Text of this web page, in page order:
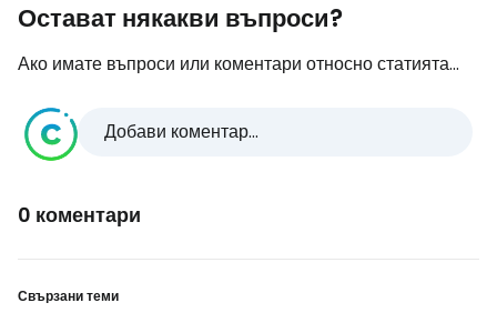
Остават някакви въпроси?
Ако имате въпроси или коментари относно статията...
Добави коментар...
0 коментари
Свързани теми